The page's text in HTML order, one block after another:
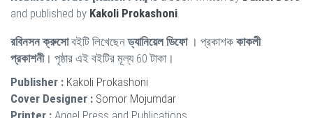
and published by Kakoli Prokashoni
রবিনসন ক্রুসোবইটি লিখেছেনড্যানিয়েল ডিফো । প্রকাশক কাকলী
প্রকাশনী। পৃষ্ঠার এই বইটির মূল্য 60 টাকা।
Publisher : Kakoli Prokashoni
Cover Designer : Somor Mojumdar
Printer : Angel Press and Publications